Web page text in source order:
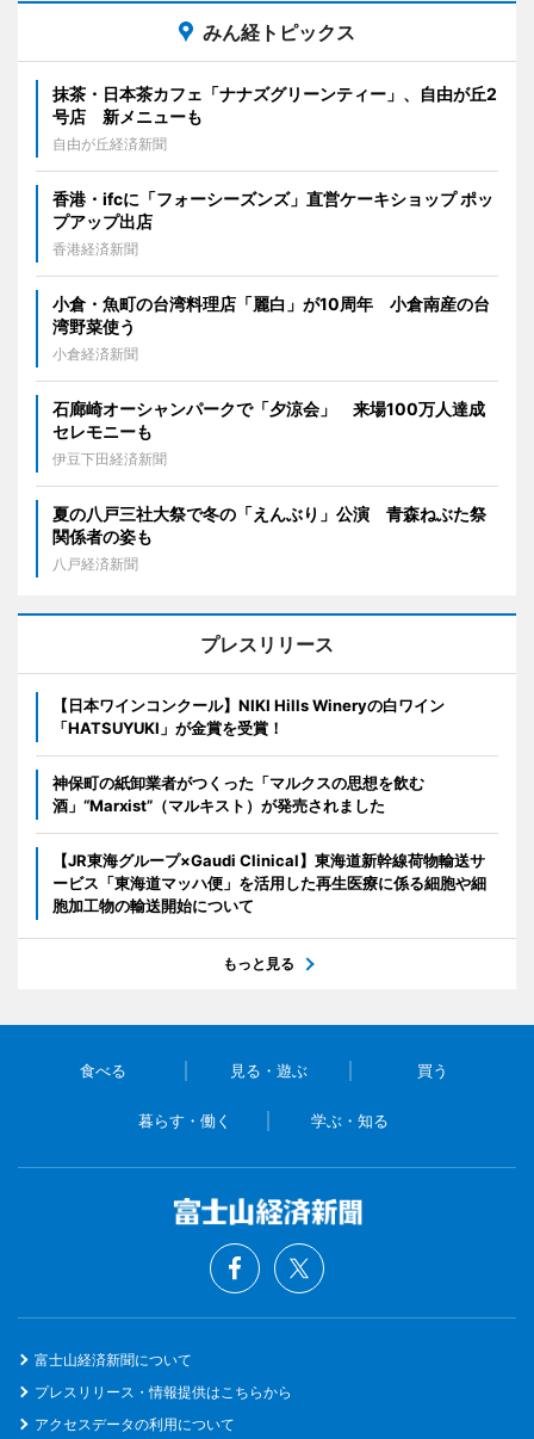
みん経トピックス
抹茶・日本茶カフェ「ナナズグリーンティー」、自由が丘2
号店 新メニューも
自由が丘経済新聞
香港・ifcに「フォーシーズンズ」直営ケーキショップ ポッ
プアップ出店
香港経済新聞
小倉・魚町の台湾料理店「麗白」が10周年 小倉南産の台
湾野菜使う
小倉経済新聞
石廊崎オーシャンパークで「夕涼会」 来場100万人達成
セレモニーも
伊豆下田経済新聞
夏の八戸三社大祭で冬の「えんぶり」公演 青森ねぶた祭
関係者の姿も
八戸経済新聞
プレスリリース
【日本ワインコンクール】NIKI Hills Wineryの白ワイン
「HATSUYUKI」が金賞を受賞！
神保町の紙卸業者がつくった「マルクスの思想を飲む
酒」“Marxist”（マルキスト）が発売されました
【JR東海グループ×Gaudi Clinical】東海道新幹線荷物輸送サ
ービス「東海道マッハ便」を活用した再生医療に係る細胞や細
胞加工物の輸送開始について
もっと見る
食べる 見る・遊ぶ 買う
暮らす・働く 学ぶ・知る
富士山経済新聞について
プレスリリース・情報提供はこちらから
アクセスデータの利用について